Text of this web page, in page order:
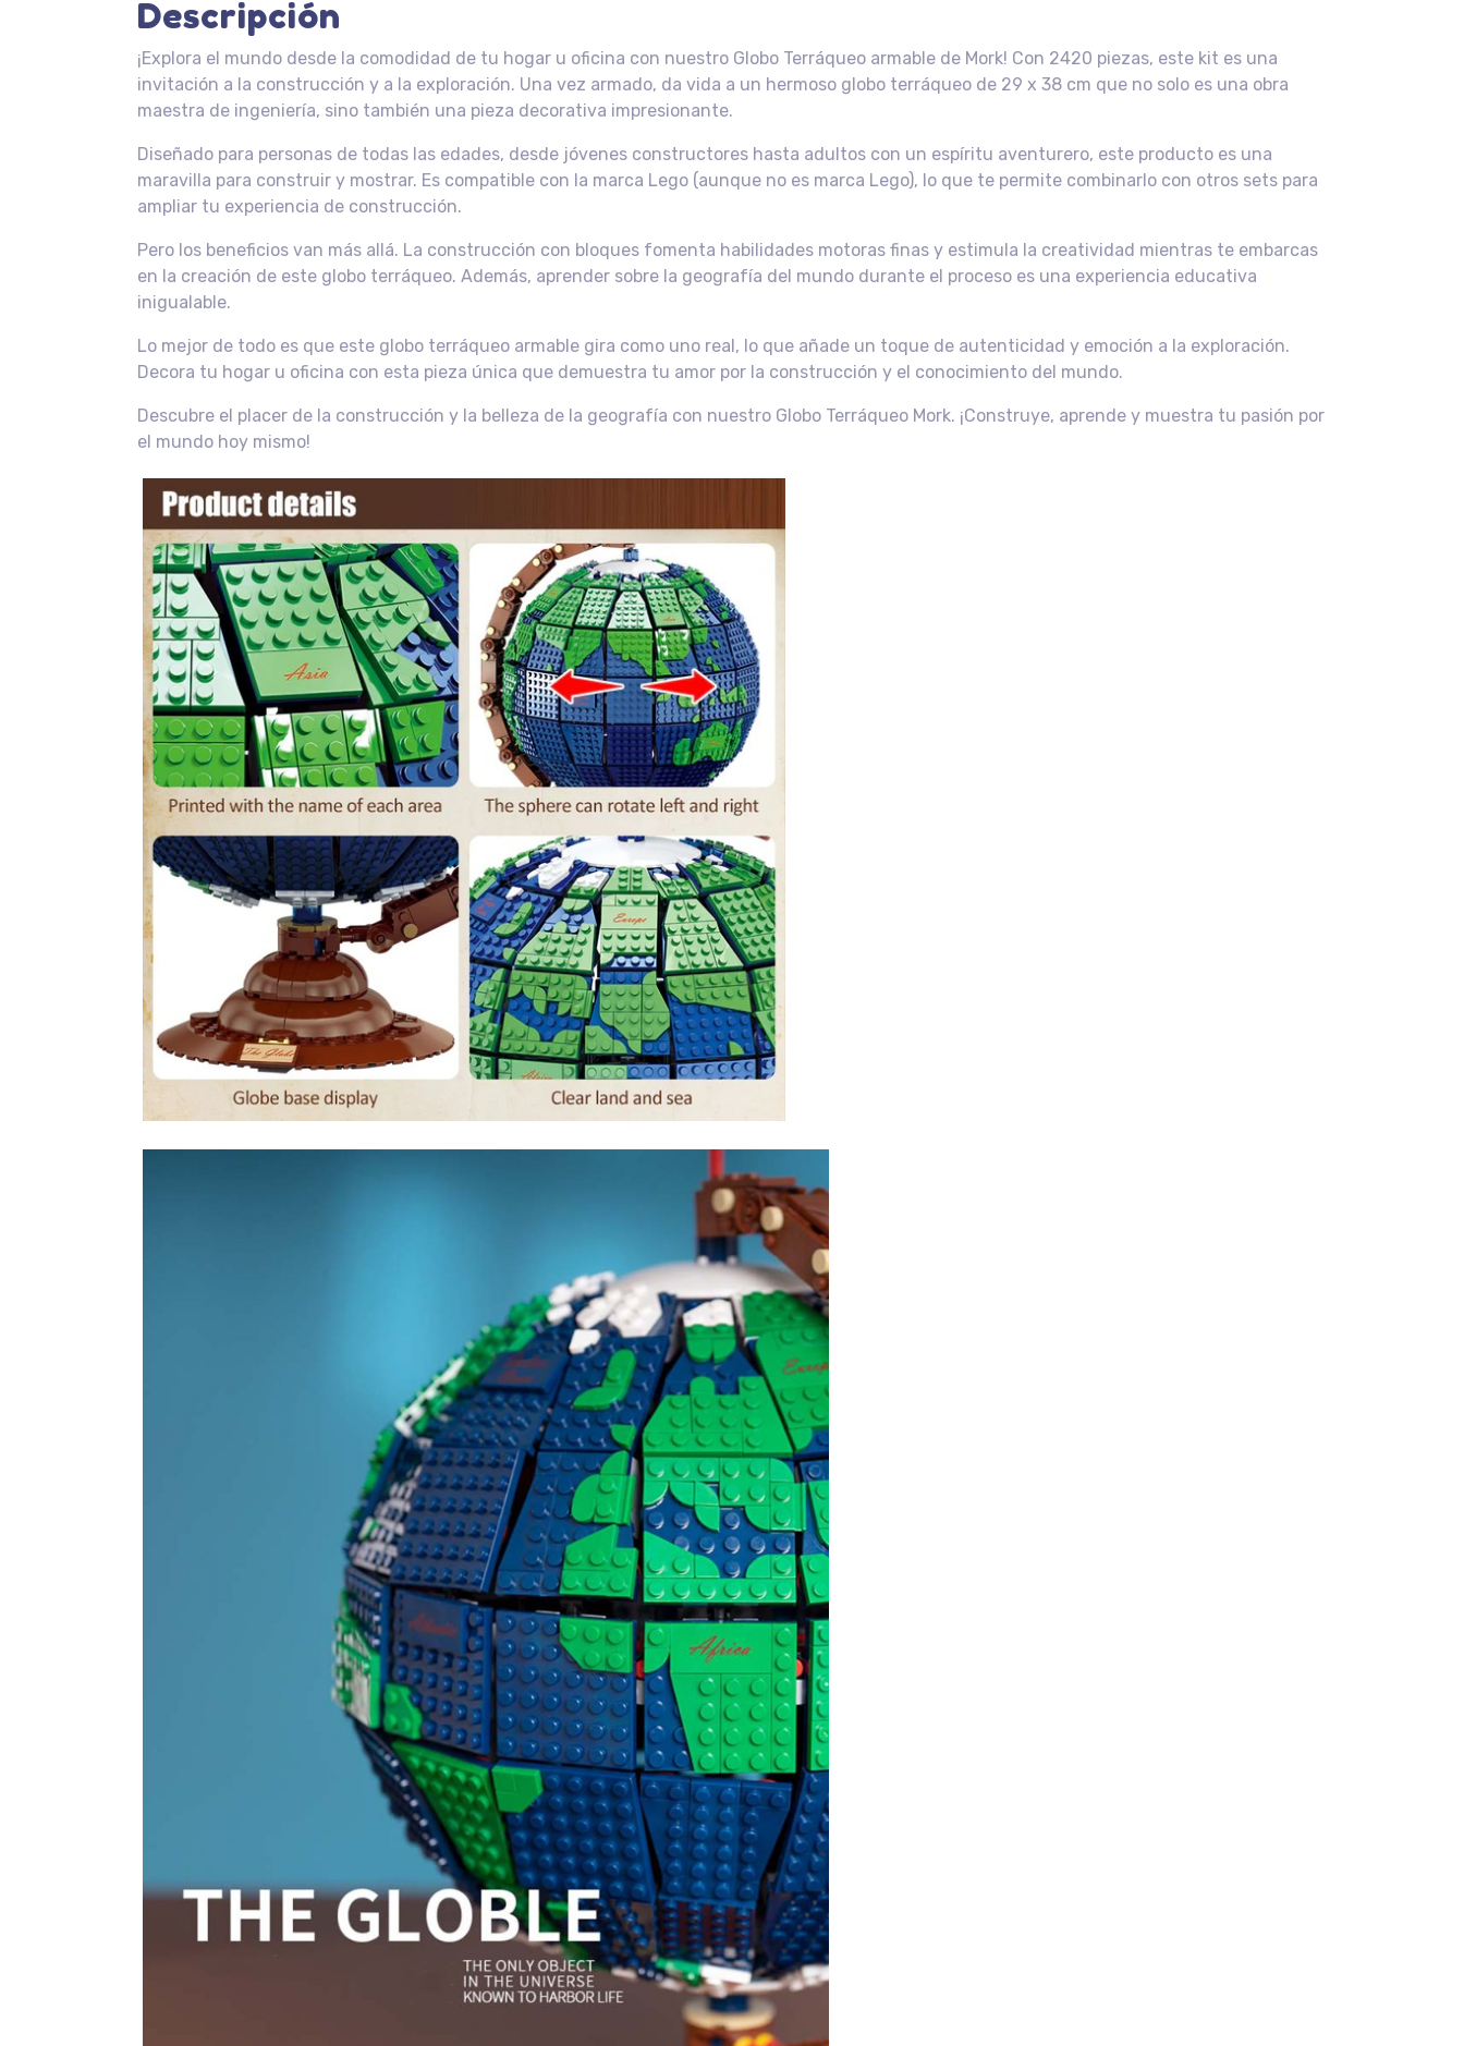
Descripción
¡Explora el mundo desde la comodidad de tu hogar u oficina con nuestro Globo Terráqueo armable de Mork! Con 2420 piezas, este kit es una
invitación a la construcción y a la exploración. Una vez armado, da vida a un hermoso globo terráqueo de 29 x 38 cm que no solo es una obra
maestra de ingeniería, sino también una pieza decorativa impresionante.
Diseñado para personas de todas las edades, desde jóvenes constructores hasta adultos con un espíritu aventurero, este producto es una
maravilla para construir y mostrar. Es compatible con la marca Lego (aunque no es marca Lego), lo que te permite combinarlo con otros sets para
ampliar tu experiencia de construcción.
Pero los beneficios van más allá. La construcción con bloques fomenta habilidades motoras finas y estimula la creatividad mientras te embarcas
en la creación de este globo terráqueo. Además, aprender sobre la geografía del mundo durante el proceso es una experiencia educativa
inigualable.
Lo mejor de todo es que este globo terráqueo armable gira como uno real, lo que añade un toque de autenticidad y emoción a la exploración.
Decora tu hogar u oficina con esta pieza única que demuestra tu amor por la construcción y el conocimiento del mundo.
Descubre el placer de la construcción y la belleza de la geografía con nuestro Globo Terráqueo Mork. ¡Construye, aprende y muestra tu pasión por
el mundo hoy mismo!